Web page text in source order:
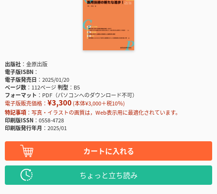
出版社
金原出版
電子版ISBN
電子版発売日
2025/01/20
ページ数
112ページ判型
B5
フォーマット
PDF（パソコンへのダウンロード不可）
電子版販売価格： ¥3,300(本体¥3,000＋税10％)
特記事項
写真・イラストの画質は，Web表示用に最適化されています。
印刷版ISSN
0558-4728
印刷版発行年月
2025/01
カートに入れる
ちょっと立ち読み